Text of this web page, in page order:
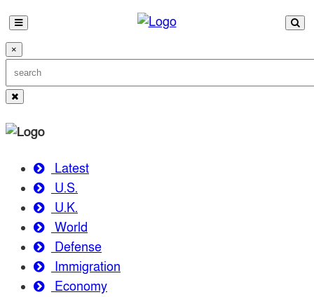
×
Latest
U.S.
U.K.
World
Defense
Immigration
Economy